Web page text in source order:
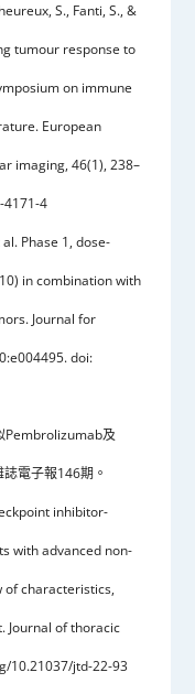
S., Fanti, S., &
tumour response to
on immune
European
imaging, 46(1), 238–
4171-4
Phase 1, dose-
in combination with
Journal for
doi:
Pembrolizumab及
電子報146期。
inhibitor-
with advanced non-
of characteristics,
Journal of thoracic
10.21037/jtd-22-93